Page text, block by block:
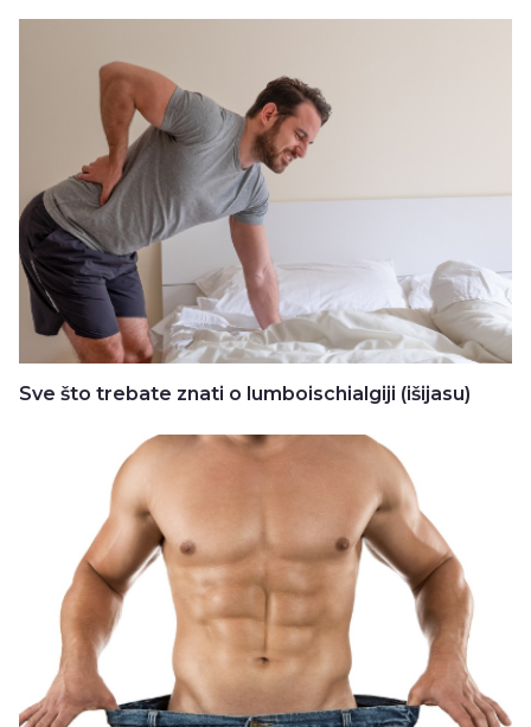
Sve što trebate znati o lumboischialgiji (išijasu)